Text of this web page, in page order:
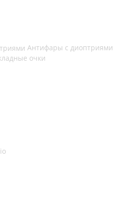
Антифары с диоптриями
очки